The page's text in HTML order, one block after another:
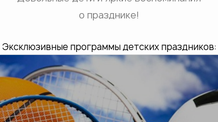
о празднике!
Эксклюзивные программы детских праздников: